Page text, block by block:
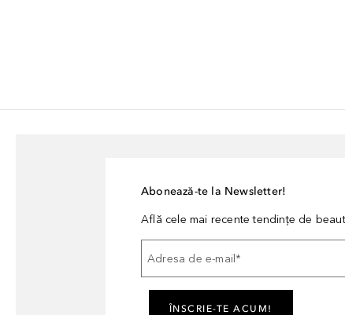
Abonează-te la Newsletter!
Află cele mai recente tendințe de
Adresa de e-mail *
ÎNSCRIE-TE ACUM!